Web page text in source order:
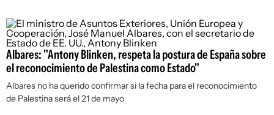
Albares: "Antony Blinken, respeta la postura de España sobre
el reconocimiento de Palestina como Estado"
Albares no ha querido confirmar si la fecha para el reconocimiento
de Palestina será el 21 de mayo